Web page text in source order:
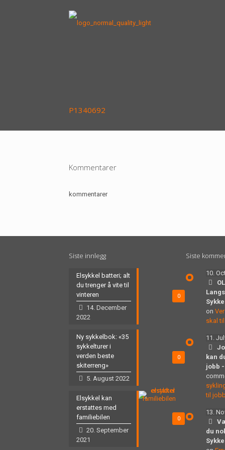
P1340692
Kommentarer
kommentarer
Siste innlegg
0
Elsykkel batteri; alt
du trenger å vite til
vinteren
14. December
2022
0
Ny sykkelbok: «35
sykkelturer i
verden beste
skiterreng»
5. August 2022
0
Elsykkel kan
erstattes med
familiebilen
20. September
2021
Siste
10.
on
skal
11.
kan
jobb
til
13.
du